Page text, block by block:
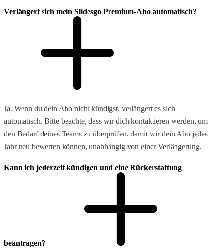
Verlängert sich mein Slidesgo Premium-Abo automatisch?
Ja. Wenn du dein Abo nicht kündigst, verlängert es sich
automatisch. Bitte beachte, dass wir dich kontaktieren werden, um
den Bedarf deines Teams zu überprüfen, damit wir dein Abo jedes
Jahr neu bewerten können, unabhängig von einer Verlängerung.
Kann ich jederzeit kündigen und eine Rückerstattung
beantragen?